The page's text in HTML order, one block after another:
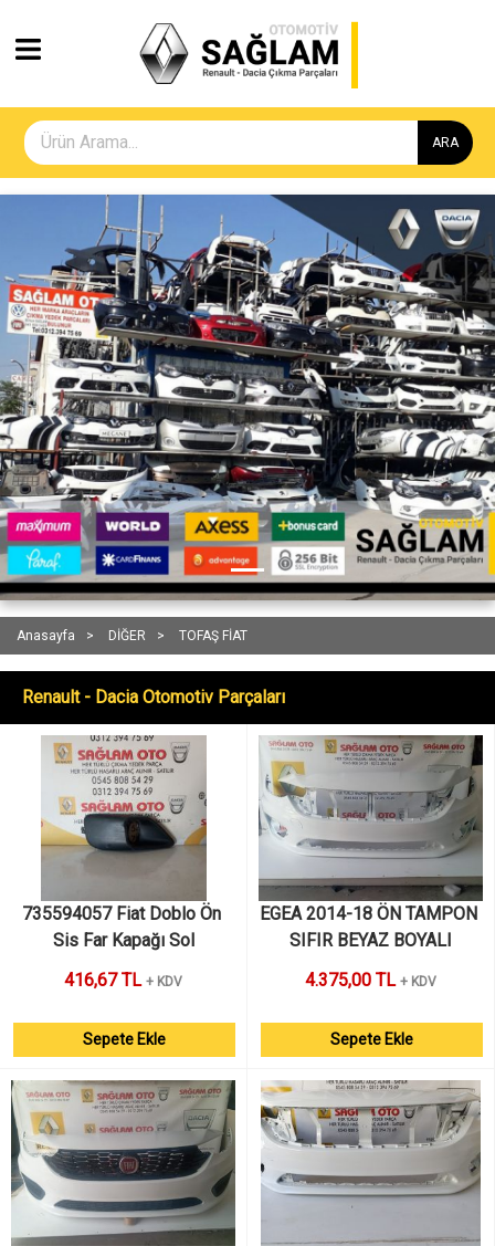
ARA
Geri İleri
Anasayfa DİĞER TOFAŞ FİAT
Renault - Dacia Otomotiv Parçaları
735594057 Fiat Doblo Ön
Sis Far Kapağı Sol
416,67 TL + KDV
Sepete Ekle
EGEA 2014-18 ÖN TAMPON
SIFIR BEYAZ BOYALI
4.375,00 TL + KDV
Sepete Ekle